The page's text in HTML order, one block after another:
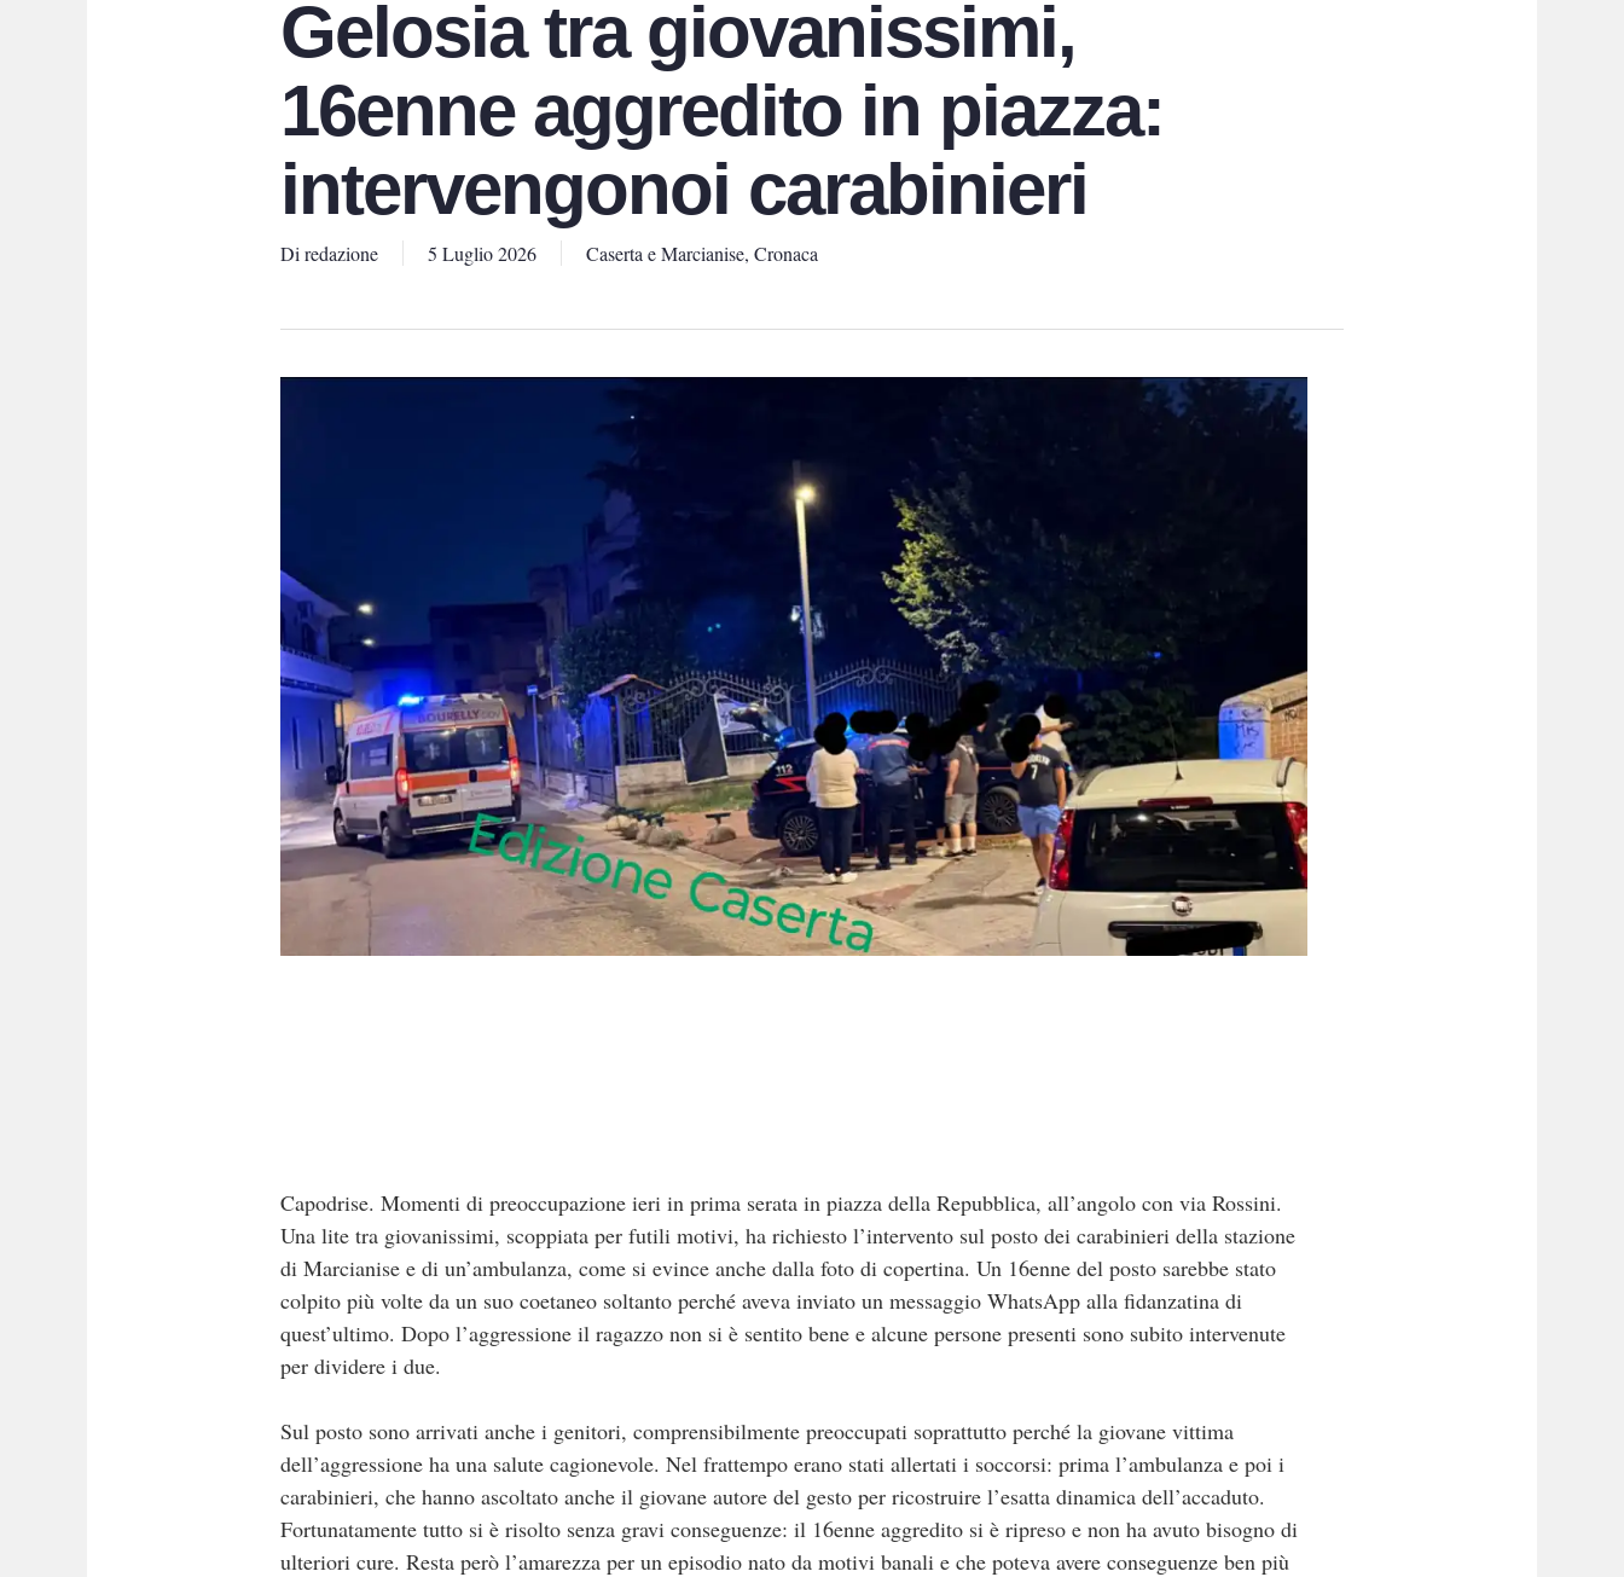
Gelosia tra giovanissimi,
16enne aggredito in piazza:
intervengonoi carabinieri
Di redazione 5 Luglio 2026 Caserta e Marcianise, Cronaca
Capodrise. Momenti di preoccupazione ieri in prima serata in piazza della Repubblica, all’angolo con via Rossini.
Una lite tra giovanissimi, scoppiata per futili motivi, ha richiesto l’intervento sul posto dei carabinieri della stazione
di Marcianise e di un’ambulanza, come si evince anche dalla foto di copertina. Un 16enne del posto sarebbe stato
colpito più volte da un suo coetaneo soltanto perché aveva inviato un messaggio WhatsApp alla fidanzatina di
quest’ultimo. Dopo l’aggressione il ragazzo non si è sentito bene e alcune persone presenti sono subito intervenute
per dividere i due.
Sul posto sono arrivati anche i genitori, comprensibilmente preoccupati soprattutto perché la giovane vittima
dell’aggressione ha una salute cagionevole. Nel frattempo erano stati allertati i soccorsi: prima l’ambulanza e poi i
carabinieri, che hanno ascoltato anche il giovane autore del gesto per ricostruire l’esatta dinamica dell’accaduto.
Fortunatamente tutto si è risolto senza gravi conseguenze: il 16enne aggredito si è ripreso e non ha avuto bisogno di
ulteriori cure. Resta però l’amarezza per un episodio nato da motivi banali e che poteva avere conseguenze ben più